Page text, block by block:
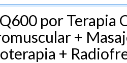
Q600 por
+
+